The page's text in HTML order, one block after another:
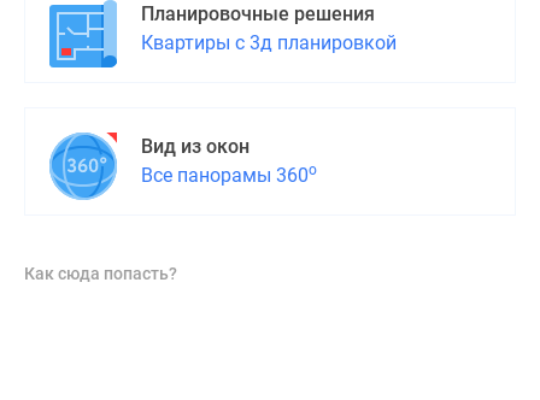
Планировочные решения
Квартиры с 3д планировкой
Вид из окон
Все панорамы 360о
Как сюда попасть?